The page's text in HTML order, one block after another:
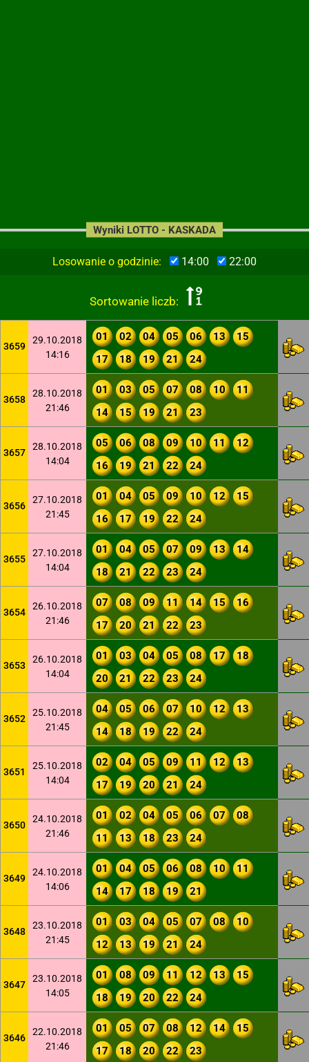
Losowanie o godzinie: 14:00 22:00
Sortowanie liczb:
Wyniki LOTTO - KASKADA
3659
29.10.2018
14:16
01 02 04 05 06 13
15
17
18 19 21 24
3658
28.10.2018
21:46
01 03 05 07 08 10
11
14
15 19 21 23
3657
28.10.2018
14:04
05 06 08 09 10 11
12
16
19 21 22 24
3656
27.10.2018
21:45
01 04 05 09 10 12
15
16
17 19 22 24
3655
27.10.2018
14:04
01 04 05 07 09 13
14
18
21 22 23 24
3654
26.10.2018
21:46
07 08 09 11 14 15
16
17
20 21 22 23
3653
26.10.2018
14:04
01 03 04 05 08 17
18
20
21 22 23 24
3652
25.10.2018
21:45
04 05 06 07 10 12
13
14
18 19 22 24
3651
25.10.2018
14:04
02 04 05 09 11 12
13
17
19 20 21 24
3650
24.10.2018
21:46
01 02 04 05 06 07
08
11
13 18 23 24
3649
24.10.2018
14:06
01 04 05 06 08 10
11
14
17 18 19 21
3648
23.10.2018
21:45
01 03 04 05 07 08
10
12
13 19 21 24
3647
23.10.2018
14:05
01 08 09 11 12 13
15
18
19 20 22 24
3646
22.10.2018
21:46
01 05 07 08 12 14
15
17
18 20 22 23